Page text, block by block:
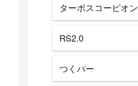
ターボスコーピオン
RS2.0
つくパー